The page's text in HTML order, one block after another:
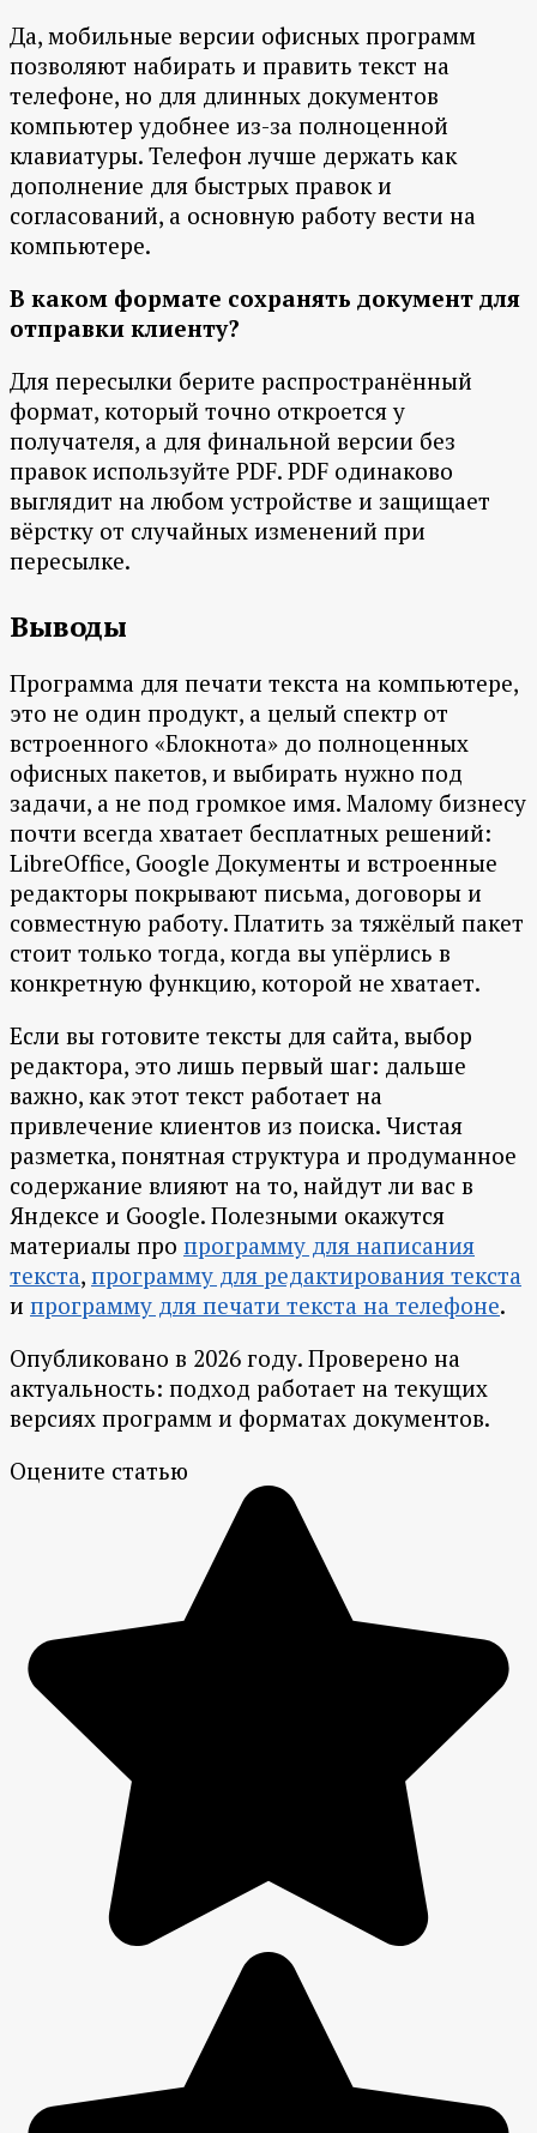
Да, мобильные версии офисных программ
позволяют набирать и править текст на
телефоне, но для длинных документов
компьютер удобнее из-за полноценной
клавиатуры. Телефон лучше держать как
дополнение для быстрых правок и
согласований, а основную работу вести на
компьютере.
В каком формате сохранять документ для
отправки клиенту?
Для пересылки берите распространённый
формат, который точно откроется у
получателя, а для финальной версии без
правок используйте PDF. PDF одинаково
выглядит на любом устройстве и защищает
вёрстку от случайных изменений при
пересылке.
Выводы
Программа для печати текста на компьютере,
это не один продукт, а целый спектр от
встроенного «Блокнота» до полноценных
офисных пакетов, и выбирать нужно под
задачи, а не под громкое имя. Малому бизнесу
почти всегда хватает бесплатных решений:
LibreOffice, Google Документы и встроенные
редакторы покрывают письма, договоры и
совместную работу. Платить за тяжёлый пакет
стоит только тогда, когда вы упёрлись в
конкретную функцию, которой не хватает.
Если вы готовите тексты для сайта, выбор
редактора, это лишь первый шаг: дальше
важно, как этот текст работает на
привлечение клиентов из поиска. Чистая
разметка, понятная структура и продуманное
содержание влияют на то, найдут ли вас в
Яндексе и Google. Полезными окажутся
материалы про программу для написания
текста, программу для редактирования текста
и программу для печати текста на телефоне.
Опубликовано в 2026 году. Проверено на
актуальность: подход работает на текущих
версиях программ и форматах документов.
Оцените статью